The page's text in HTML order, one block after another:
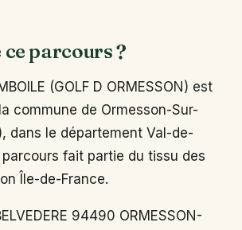
ce parcours ?
(GOLF D ORMESSON) est
commune de Ormesson-Sur-
dans le département Val-de-
fait partie du tissu des
Île-de-France.
94490 ORMESSON-